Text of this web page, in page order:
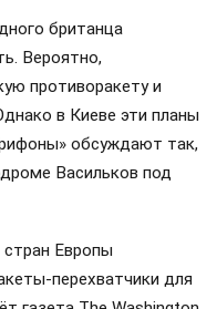
британца
Вероятно,
противоракету и
в Киеве эти планы
обсуждают так,
Васильков под
стран Европы
перехватчики для